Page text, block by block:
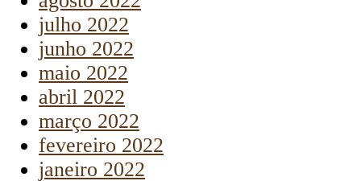
julho 2022
junho 2022
maio 2022
abril 2022
março 2022
fevereiro 2022
janeiro 2022